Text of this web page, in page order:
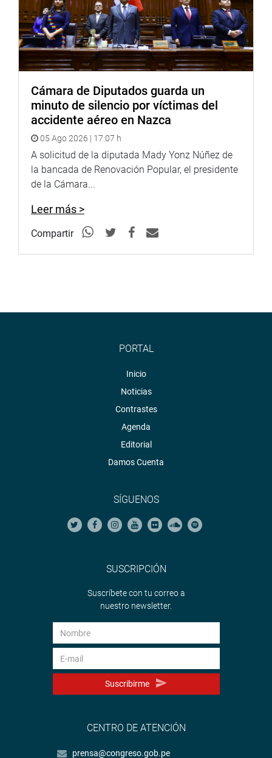
Cámara de Diputados guarda un
minuto de silencio por víctimas del
accidente aéreo en Nazca
05 Ago 2026 | 17:07 h
A solicitud de la diputada Mady Yonz Núñez de
la bancada de Renovación Popular, el presidente
de la Cámara...
Leer más >
Compartir
PORTAL
Inicio
Noticias
Contrastes
Agenda
Editorial
Damos Cuenta
SÍGUENOS
SUSCRIPCIÓN
Suscríbete con tu correo a
nuestro newsletter.
Suscribirme
CENTRO DE ATENCIÓN
prensa@congreso.gob.pe